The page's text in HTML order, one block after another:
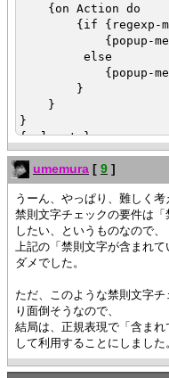
{on Action do
{if {regexp-
{popup-message "
else
{popup-message "
}
}
}
{value ta}
umemura [ 9 ]
うーん、やっぱり、難しく考
禁則文字チェックの要件は
したい、というものなので、
上記の「禁則文字が含まれ
ダメでした。
ただ、このような禁則文字
り面倒そうなので、
結局は、正規表現で「含ま
して利用することにしました